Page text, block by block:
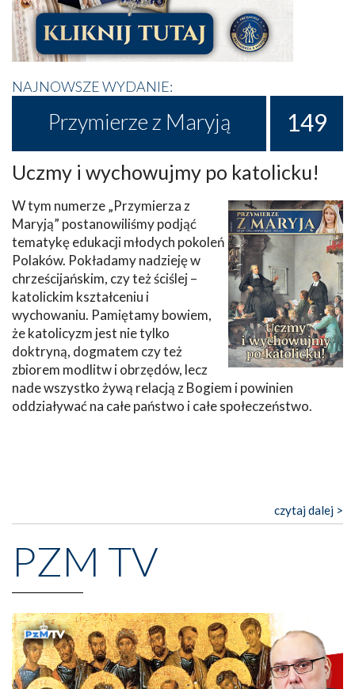
NAJNOWSZE WYDANIE:
Przymierze z Maryją 149
Uczmy i wychowujmy po katolicku!
W tym numerze „Przymierza z
Maryją” postanowiliśmy podjąć
tematykę edukacji młodych pokoleń
Polaków. Pokładamy nadzieję w
chrześcijańskim, czy też ściślej –
katolickim kształceniu i
wychowaniu. Pamiętamy bowiem,
że katolicyzm jest nie tylko
doktryną, dogmatem czy też
zbiorem modlitw i obrzędów, lecz
nade wszystko żywą relacją z Bogiem i powinien
oddziaływać na całe państwo i całe społeczeństwo.
czytaj dalej >
PZM TV